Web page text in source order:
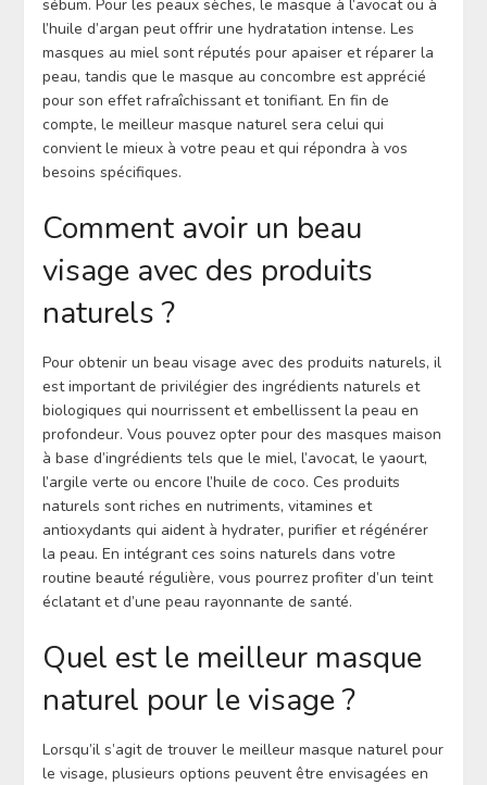
sébum. Pour les peaux sèches, le masque à l’avocat ou à
l’huile d’argan peut offrir une hydratation intense. Les
masques au miel sont réputés pour apaiser et réparer la
peau, tandis que le masque au concombre est apprécié
pour son effet rafraîchissant et tonifiant. En fin de
compte, le meilleur masque naturel sera celui qui
convient le mieux à votre peau et qui répondra à vos
besoins spécifiques.
Comment avoir un beau
visage avec des produits
naturels ?
Pour obtenir un beau visage avec des produits naturels, il
est important de privilégier des ingrédients naturels et
biologiques qui nourrissent et embellissent la peau en
profondeur. Vous pouvez opter pour des masques maison
à base d’ingrédients tels que le miel, l’avocat, le yaourt,
l’argile verte ou encore l’huile de coco. Ces produits
naturels sont riches en nutriments, vitamines et
antioxydants qui aident à hydrater, purifier et régénérer
la peau. En intégrant ces soins naturels dans votre
routine beauté régulière, vous pourrez profiter d’un teint
éclatant et d’une peau rayonnante de santé.
Quel est le meilleur masque
naturel pour le visage ?
Lorsqu’il s’agit de trouver le meilleur masque naturel pour
le visage, plusieurs options peuvent être envisagées en